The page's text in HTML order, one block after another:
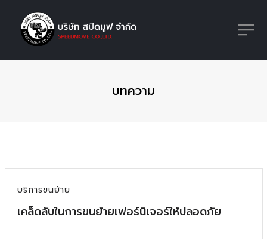
บทความ
บริการขนย้าย
เคล็ดลับในการขนย้ายเฟอร์นิเจอร์ให้ปลอดภัย